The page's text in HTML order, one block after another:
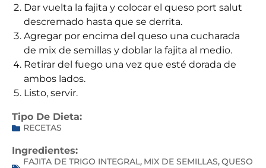
Dar vuelta la fajita y colocar el queso port salut
descremado hasta que se derrita.
Agregar por encima del queso una cucharada
de mix de semillas y doblar la fajita al medio.
Retirar del fuego una vez que esté dorada de
ambos lados.
Listo, servir.
Tipo De Dieta:
RECETAS
Ingredientes:
FAJITA DE TRIGO INTEGRAL, MIX DE SEMILLAS,QUESO